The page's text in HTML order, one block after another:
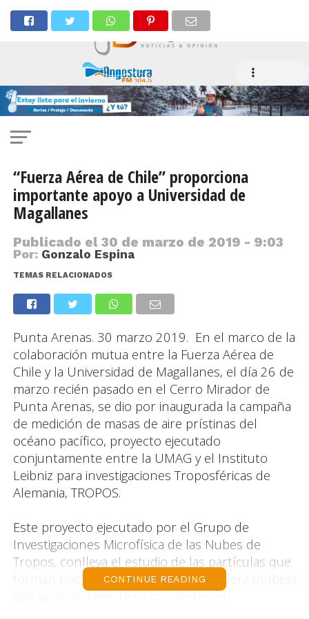
“Fuerza Aérea de Chile” proporciona
importante apoyo a Universidad de
Magallanes
Publicado el 30 de marzo de 2019 - 9:03
Por: Gonzalo Espina
TEMAS RELACIONADOS
Punta Arenas. 30 marzo 2019. En el marco de la
colaboración mutua entre la Fuerza Aérea de
Chile y la Universidad de Magallanes, el día 26 de
marzo recién pasado en el Cerro Mirador de
Punta Arenas, se dio por inaugurada la campaña
de medición de masas de aire prístinas del
océano pacífico, proyecto ejecutado
conjuntamente entre la UMAG y el Instituto
Leibniz para investigaciones Troposféricas de
Alemania, TROPOS.
Este proyecto ejecutado por el Grupo de
Investigaciones Microfísica de las Nubes de
Tropos, conlleva el estudio de las partículas que
forman núcleos de hielo en la atmosfera (nubes)
que posteriormente se convierten en
CONTINUE READING